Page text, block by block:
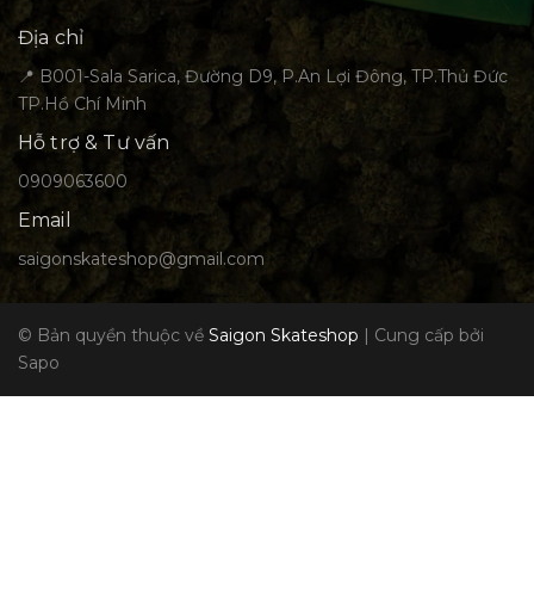
Địa chỉ
📍 B001-Sala Sarica, Đường D9, P.An Lợi Đông, TP.Thủ Đức
TP.Hồ Chí Minh
Hỗ trợ & Tư vấn
0909063600
Email
saigonskateshop@gmail.com
© Bản quyền thuộc về Saigon Skateshop | Cung cấp bởi
Sapo